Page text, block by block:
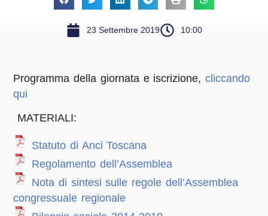
23 Settembre 2019 10:00
Programma della giornata e iscrizione,cliccando
qui
MATERIALI:
Statuto di Anci Toscana
Regolamento dell’Assemblea
Nota di sintesi sulle regole dell’Assemblea
congressuale regionale